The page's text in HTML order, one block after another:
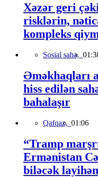
Xəzər geri
risklərin,
kompleks
Sosial sahə,
Əməkhaqları
hiss edilən
bahalaşır
Qafqaz, 01:06
“Tramp
Ermənistan
biləcək